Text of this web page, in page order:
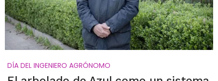
DÍA DEL INGENIERO AGRÓNOMO